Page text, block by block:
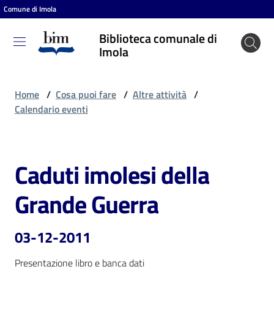
Vai al contenuto
Vai alla navigazione
Vai al footer
Comune di Imola
Biblioteca comunale di
Imola
Biblioteca
comunale
Cosa
puoi
fare
Scopri
Home / Cosa puoi fare / Altre attività /
Calendario eventi
Salta al contenuto
Caduti imolesi della
Grande Guerra
03-12-2011
Presentazione libro e banca dati